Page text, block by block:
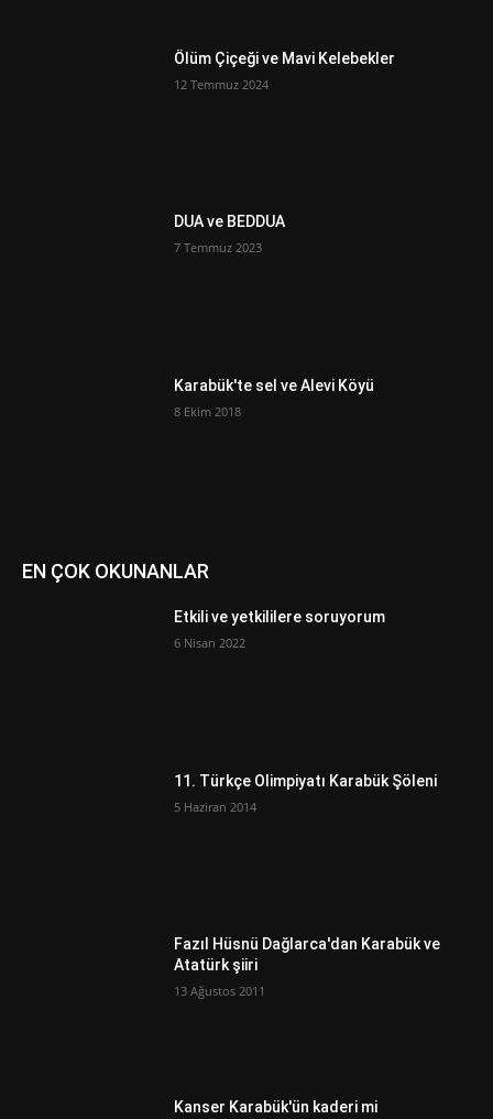
Ölüm Çiçeği ve Mavi Kelebekler
12 Temmuz 2024
DUA ve BEDDUA
7 Temmuz 2023
Karabük'te sel ve Alevi Köyü
8 Ekim 2018
EN ÇOK OKUNANLAR
Etkili ve yetkililere soruyorum
6 Nisan 2022
11. Türkçe Olimpiyatı Karabük Şöleni
5 Haziran 2014
Fazıl Hüsnü Dağlarca'dan Karabük ve
Atatürk şiiri
13 Ağustos 2011
Kanser Karabük'ün kaderi mi